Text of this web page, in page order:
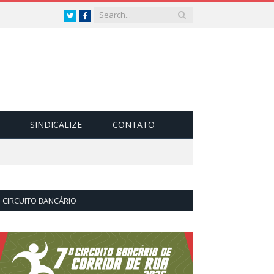
TwitterFacebook
SINDICALIZE CONTATO
CIRCUITO BANCÁRIO